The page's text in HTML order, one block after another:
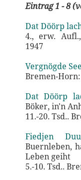
Eintrag 1 - 8
Dat Döörp lacht
4., erw.
1947
Vergnögde
Bremen-
Dat Döörp
Böker, in'n
11.-20. Tsd..
Fiedjen
Buernleben,
Leben geiht
5.-10. Tsd..